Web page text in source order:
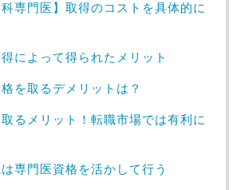
科専門医】取得のコストを具体的に
によって得られたメリット
を取るデメリットは？
るメリット！転職市場では有利に
専門医資格を活かして行う